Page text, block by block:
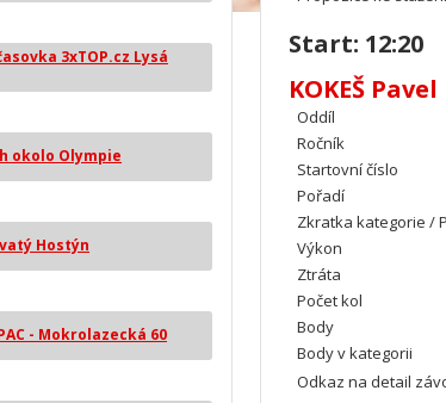
Start: 12:20
KOKEŠ Pavel
Oddíl
Ročník
Startovní číslo
Pořadí
Zkratka kategorie /
Výkon
Ztráta
Počet kol
Body
Body v kategorii
Odkaz na detail
3xTOP.cz Lysá
okolo Olympie
Hostýn
- Mokrolazecká 60